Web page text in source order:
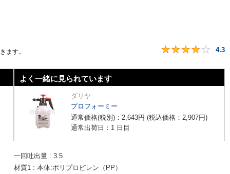
ます。 4.3
よく一緒に見られています
ダリヤ
プロフォーミー
通常価格(税別)：2,643円 (税込価格：2,907円)
通常出荷日：1 日目
一回吐出量
3.5
材質1
本体:ポリプロピレン（PP）